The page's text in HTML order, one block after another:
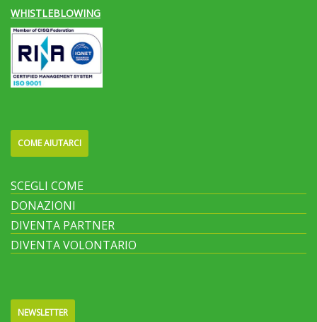
WHISTLEBLOWING
COME AIUTARCI
SCEGLI COME
DONAZIONI
DIVENTA PARTNER
DIVENTA VOLONTARIO
NEWSLETTER